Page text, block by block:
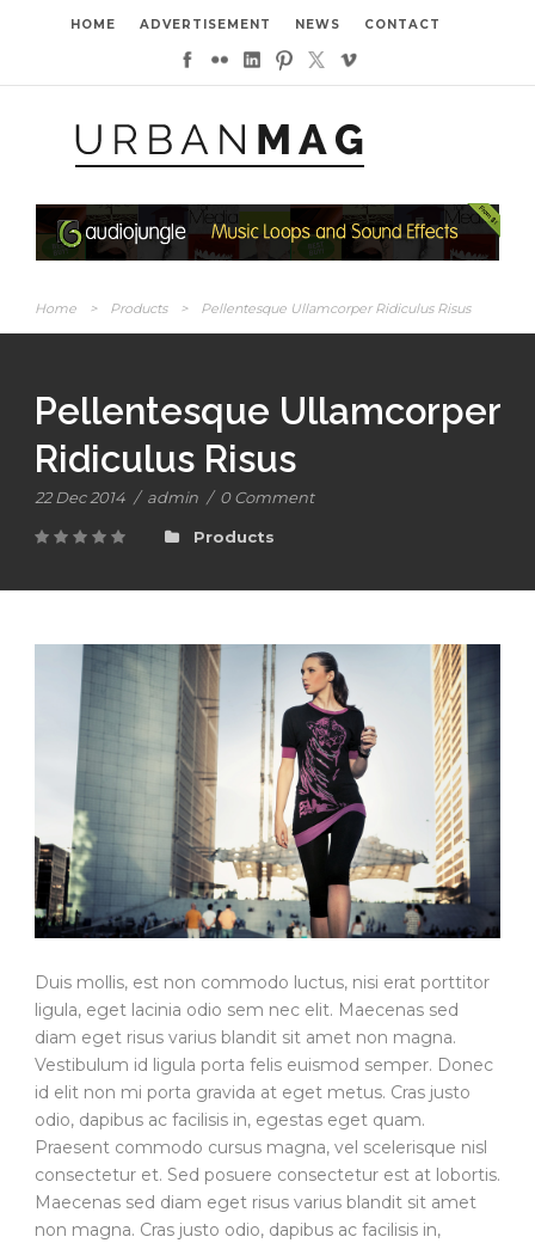
HOME ADVERTISEMENT NEWS CONTACT
Home > Products > Pellentesque Ullamcorper Ridiculus Risus
Pellentesque Ullamcorper
Ridiculus Risus
22 Dec 2014 / admin / 0 Comment
Products
Duis mollis, est non commodo luctus, nisi erat porttitor
ligula, eget lacinia odio sem nec elit. Maecenas sed
diam eget risus varius blandit sit amet non magna.
Vestibulum id ligula porta felis euismod semper. Donec
id elit non mi porta gravida at eget metus. Cras justo
odio, dapibus ac facilisis in, egestas eget quam.
Praesent commodo cursus magna, vel scelerisque nisl
consectetur et. Sed posuere consectetur est at lobortis.
Maecenas sed diam eget risus varius blandit sit amet
non magna. Cras justo odio, dapibus ac facilisis in,